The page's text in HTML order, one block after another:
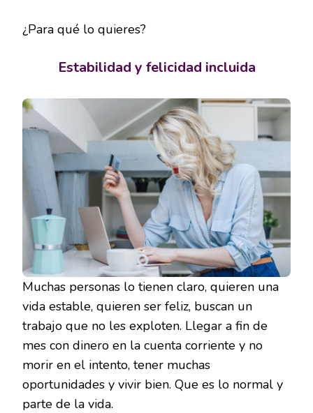
¿Para qué lo quieres?
Estabilidad y felicidad incluida
Muchas personas lo tienen claro, quieren una
vida estable, quieren ser feliz, buscan un
trabajo que no les exploten. Llegar a fin de
mes con dinero en la cuenta corriente y no
morir en el intento, tener muchas
oportunidades y vivir bien. Que es lo normal y
parte de la vida.